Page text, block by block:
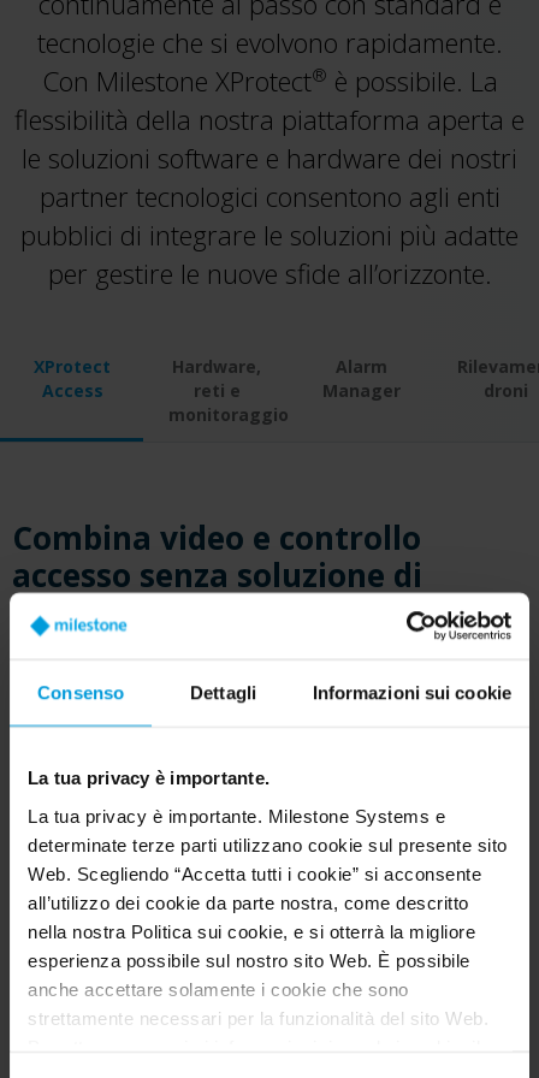
Consenso Dettagli Informazioni sui cookie
La tua privacy è importante.
La tua privacy è importante. Milestone Systems e
determinate terze parti utilizzano cookie sul presente sito
Web. Scegliendo “Accetta tutti i cookie” si acconsente
all’utilizzo dei cookie da parte nostra, come descritto
nella nostra Politica sui cookie, e si otterrà la migliore
esperienza possibile sul nostro sito Web. È possibile
anche accettare solamente i cookie che sono
strettamente necessari per la funzionalità del sito Web.
tecnologie che si evolvono rapidamente.
Con Milestone XProtect® è possibile. La
flessibilità della nostra piattaforma aperta e
le soluzioni software e hardware dei nostri
partner tecnologici consentono agli enti
pubblici di integrare le soluzioni più adatte
per gestire le nuove sfide all’orizzonte.
XProtect
Access
Hardware,
reti e
monitoraggio
Alarm
Manager
droni
Combina video e controllo
accesso senza soluzione di
continuità
integrare il controllo accesso in base alle
Milestone, eventi come l'apertura forzata di
porte, la loro apertura e altre violazioni della
sicurezza vengono immediatamente evidenziati e
confrontati con i filmati video corrispondenti.
Questo accoppiamento trasparente è facilmente
visualizzabile all'interno di un'interfaccia Smart
Client intuitiva, che garantisce una risposta
immediata ed efficiente alle violazioni della